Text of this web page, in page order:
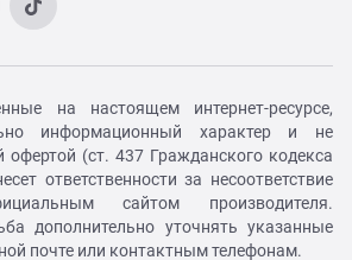
на настоящем интернет-ресурсе,
информационный характер и не
офертой (ст. 437 Гражданского кодекса
ответственности за несоответствие
сайтом производителя.
дополнительно уточнять указанные
почте или контактным телефонам.